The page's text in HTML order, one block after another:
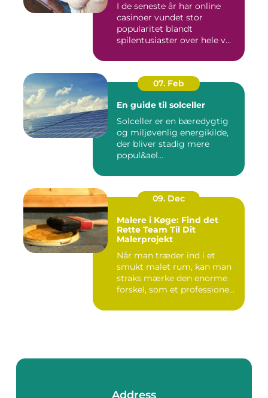
I de seneste år har online
casinoer vundet stor
popularitet blandt
spilentusiaster over hele v...
07. Feb
En guide til solceller
Solceller er en bæredygtig
og miljøvenlig energikilde,
der bliver stadig mere
popul&ael...
09. Dec
Malere i Køge: Find det
Rette Team Til Dit
Malerprojekt
Når man træder ind i et
smukt malet rum, kan man
straks mærke den enorme
forskel, som et professione...
Address